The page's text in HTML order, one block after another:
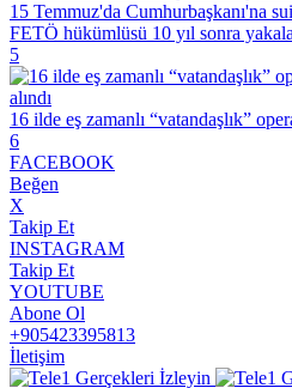
15 Temmuz'da Cumhurbaşkanı'na
FETÖ hükümlüsü 10 yıl sonra
5
16 ilde eş zamanlı “vatandaşlık”
6
FACEBOOK
Beğen
X
Takip Et
INSTAGRAM
Takip Et
YOUTUBE
Abone Ol
+905423395813
İletişim